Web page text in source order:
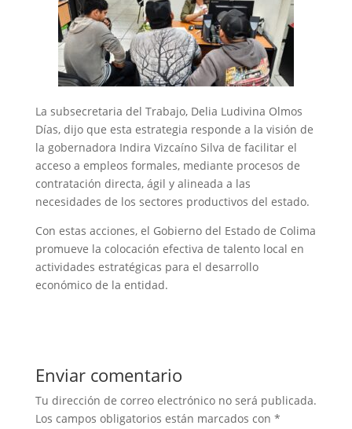
La subsecretaria del Trabajo, Delia Ludivina Olmos
Días, dijo que esta estrategia responde a la visión de
la gobernadora Indira Vizcaíno Silva de facilitar el
acceso a empleos formales, mediante procesos de
contratación directa, ágil y alineada a las
necesidades de los sectores productivos del estado.
Con estas acciones, el Gobierno del Estado de Colima
promueve la colocación efectiva de talento local en
actividades estratégicas para el desarrollo
económico de la entidad.
Enviar comentario
Tu dirección de correo electrónico no será publicada.
Los campos obligatorios están marcados con *